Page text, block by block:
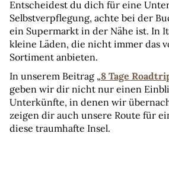
Entscheidest du dich für eine
Selbstverpflegung, achte bei der
ein Supermarkt in der Nähe ist. In
kleine Läden, die nicht immer das
Sortiment anbieten.
In unserem Beitrag „8 Tage
geben wir dir nicht nur einen
Unterkünfte, in denen wir
zeigen dir auch unsere Route für
diese traumhafte Insel.